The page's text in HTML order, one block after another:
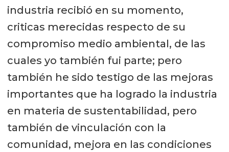
industria recibió en su momento,
criticas merecidas respecto de su
compromiso medio ambiental, de las
cuales yo también fui parte; pero
también he sido testigo de las mejoras
importantes que ha logrado la industria
en materia de sustentabilidad, pero
también de vinculación con la
comunidad, mejora en las condiciones